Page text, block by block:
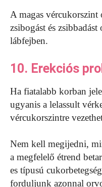
A magas vércukorszint
zsibogást és
lábfejben.
10. Erekciós
Ha fiatalabb korban
ugyanis a lelassult
vércukorszintre
Nem kell megijedni,
a megfelelő étrend
es típusú
forduljunk azonnal